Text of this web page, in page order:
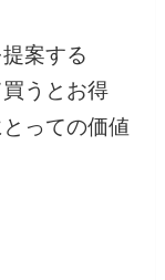
案する
うとお得
っての価値